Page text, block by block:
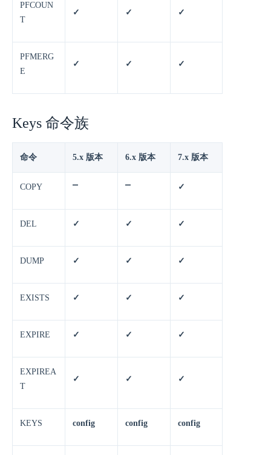
PFCOUN
T
✓ ✓ ✓
PFMERG
E
✓ ✓ ✓
Keys 命令族
命令 5.x 版本 6.x 版本 7.x 版本
COPY ⎻ ⎻ ✓
DEL ✓ ✓ ✓
DUMP ✓ ✓ ✓
EXISTS ✓ ✓ ✓
EXPIRE ✓ ✓ ✓
EXPIREA
T
✓ ✓ ✓
KEYS config config config